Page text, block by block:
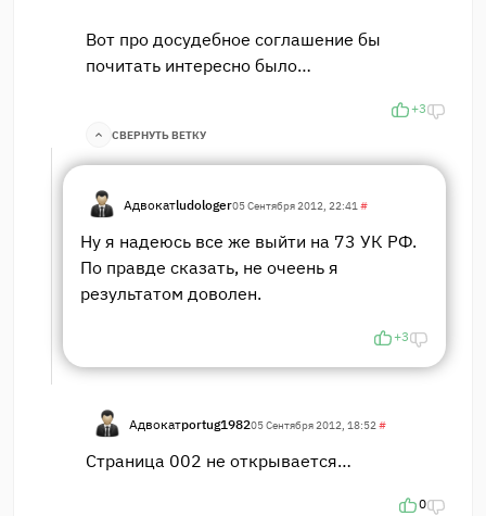
Вот про досудебное соглашение бы
почитать интересно было…
+3
СВЕРНУТЬ ВЕТКУ
Адвокатludologer05 Сентября 2012, 22:41#
Ну я надеюсь все же выйти на 73 УК РФ.
По правде сказать, не очеень я
результатом доволен.
+3
Адвокатportug198205 Сентября 2012, 18:52#
Страница 002 не открывается…
0